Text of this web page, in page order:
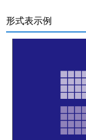
形式表示例